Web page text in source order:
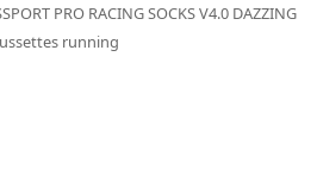
PRO RACING SOCKS V4.0 DAZZING
running